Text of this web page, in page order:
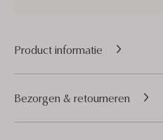
Product informatie
Bezorgen & retourneren